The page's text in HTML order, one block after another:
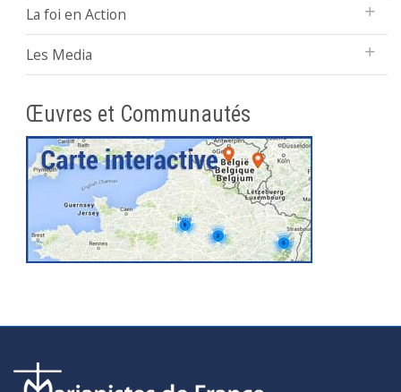
La foi en Action
Les Media
Œuvres et Communautés